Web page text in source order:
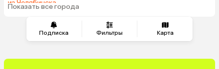
Подписка Фильтры Карта
Венгрия
из Челябинска
из Тюмени
Показать все города